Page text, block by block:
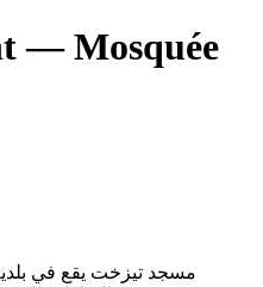
— Mosquée
مسجد تيزخت يقع في